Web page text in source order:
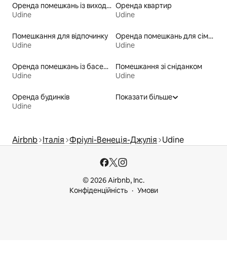
Оренда помешкань із виходом до пляжу
Udine
Оренда квартир
Udine
Помешкання для відпочинку
Udine
Оренда помешкань для сімей
Udine
Оренда помешкань із басейном
Udine
Помешкання зі сніданком
Udine
Оренда будинків
Udine
Показати більше
Airbnb Італія Фріулі-Венеція-Джулія Udine
© 2026 Airbnb, Inc.
Конфіденційність
Умови